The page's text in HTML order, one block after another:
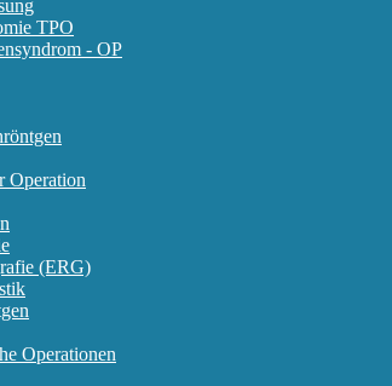
TPO
- OP
Operation
(ERG)
Operationen